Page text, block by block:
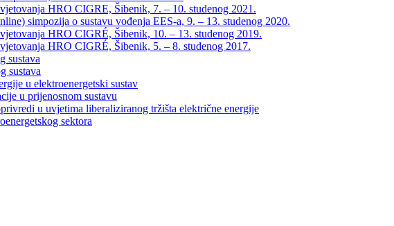
HRO CIGRE, Šibenik, 7. – 10. studenog 2021.
simpozija o sustavu vođenja EES-a, 9. – 13. studenog 2020.
HRO CIGRÉ, Šibenik, 10. – 13. studenog 2019.
HRO CIGRÉ, Šibenik, 5. – 8. studenog 2017.
sustava
sustava
u elektroenergetski sustav
u prijenosnom sustavu
u uvjetima liberaliziranog tržišta električne energije
sektora